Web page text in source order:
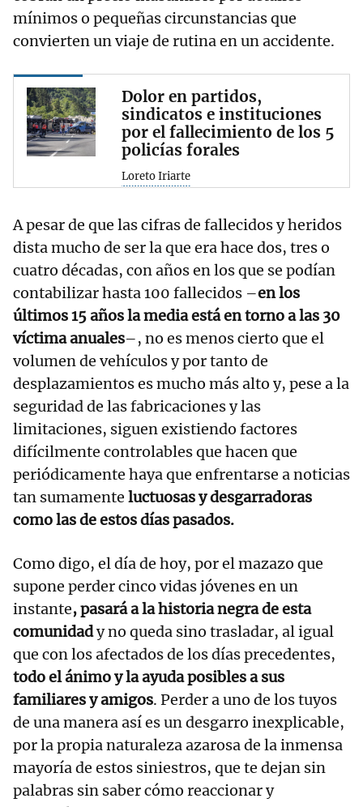
mínimos o pequeñas circunstancias que
convierten un viaje de rutina en un accidente.
Dolor en partidos,
sindicatos e instituciones
por el fallecimiento de los 5
policías forales
Loreto Iriarte
A pesar de que las cifras de fallecidos y heridos
dista mucho de ser la que era hace dos, tres o
cuatro décadas, con años en los que se podían
contabilizar hasta 100 fallecidos –en los
últimos 15 años la media está en torno a las 30
víctima anuales–, no es menos cierto que el
volumen de vehículos y por tanto de
desplazamientos es mucho más alto y, pese a la
seguridad de las fabricaciones y las
limitaciones, siguen existiendo factores
difícilmente controlables que hacen que
periódicamente haya que enfrentarse a noticias
tan sumamente luctuosas y desgarradoras
como las de estos días pasados.
Como digo, el día de hoy, por el mazazo que
supone perder cinco vidas jóvenes en un
instante, pasará a la historia negra de esta
comunidady no queda sino trasladar, al igual
que con los afectados de los días precedentes,
todo el ánimo y la ayuda posibles a sus
familiares y amigos. Perder a uno de los tuyos
de una manera así es un desgarro inexplicable,
por la propia naturaleza azarosa de la inmensa
mayoría de estos siniestros, que te dejan sin
palabras sin saber cómo reaccionar y